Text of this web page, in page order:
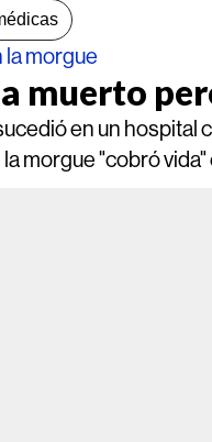
la morgue
muerto
en un hospital
morgue "cobró